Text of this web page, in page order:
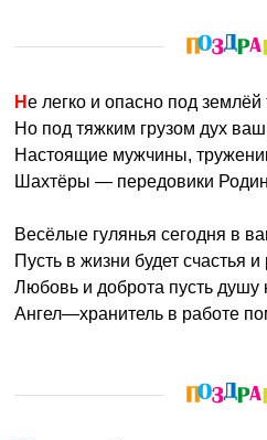
Не легко и опасно под землёй
Но под тяжким грузом дух
Настоящие мужчины,
Шахтёры — передовики
Весёлые гулянья сегодня в
Пусть в жизни будет счастья и
Любовь и доброта пусть душу
Ангел—хранитель в работе